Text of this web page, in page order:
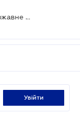
Виші зможуть отримати додаткове державне фінансування
увійти